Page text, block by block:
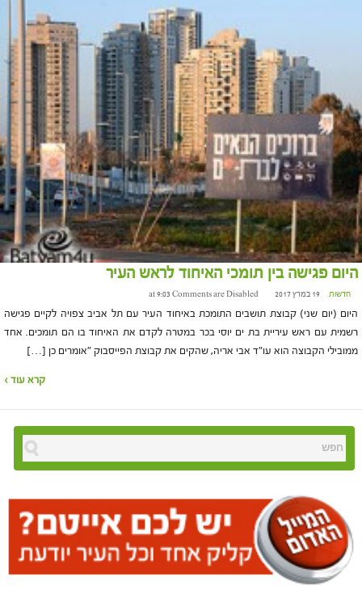
היום פגישה בין תומכי האיחוד לראש העיר
חדשות 19 במרץ 2017 at 9:03 Comments are Disabled
היום (יום שני) קבוצת תושבים התומכת באיחוד העיר עם תל אביב צפויה לקיים פגישה
רשמית עם ראש עיריית בת ים יוסי בכר במטרה לקדם את האיחוד בו הם תומכים. אחד
ממובילי הקבוצה הוא עו"ד אבי אריה, שהקים את קבוצת הפייסבוק "אומרים כן […]
קרא עוד ›